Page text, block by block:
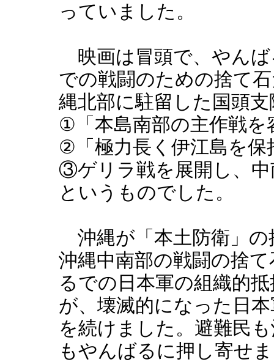
っていました。
映画は冒頭で、やんば
での戦闘のための捨て
縄北部に駐留した国頭
①「本島南部の主作戦を
②「極力長く伊江島を保
③ゲリラ戦を展開し、
というものでした。
沖縄が「本土防衛」
沖縄中南部の戦闘の捨
るでの日本軍の組織的
が、壊滅的になった日
を続けました。避難民
もやんばるに押し寄せ